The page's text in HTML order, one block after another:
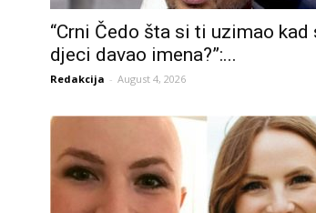
“Crni Čedo šta si ti uzimao kad
djeci davao imena?”:...
Redakcija - August 4, 2026